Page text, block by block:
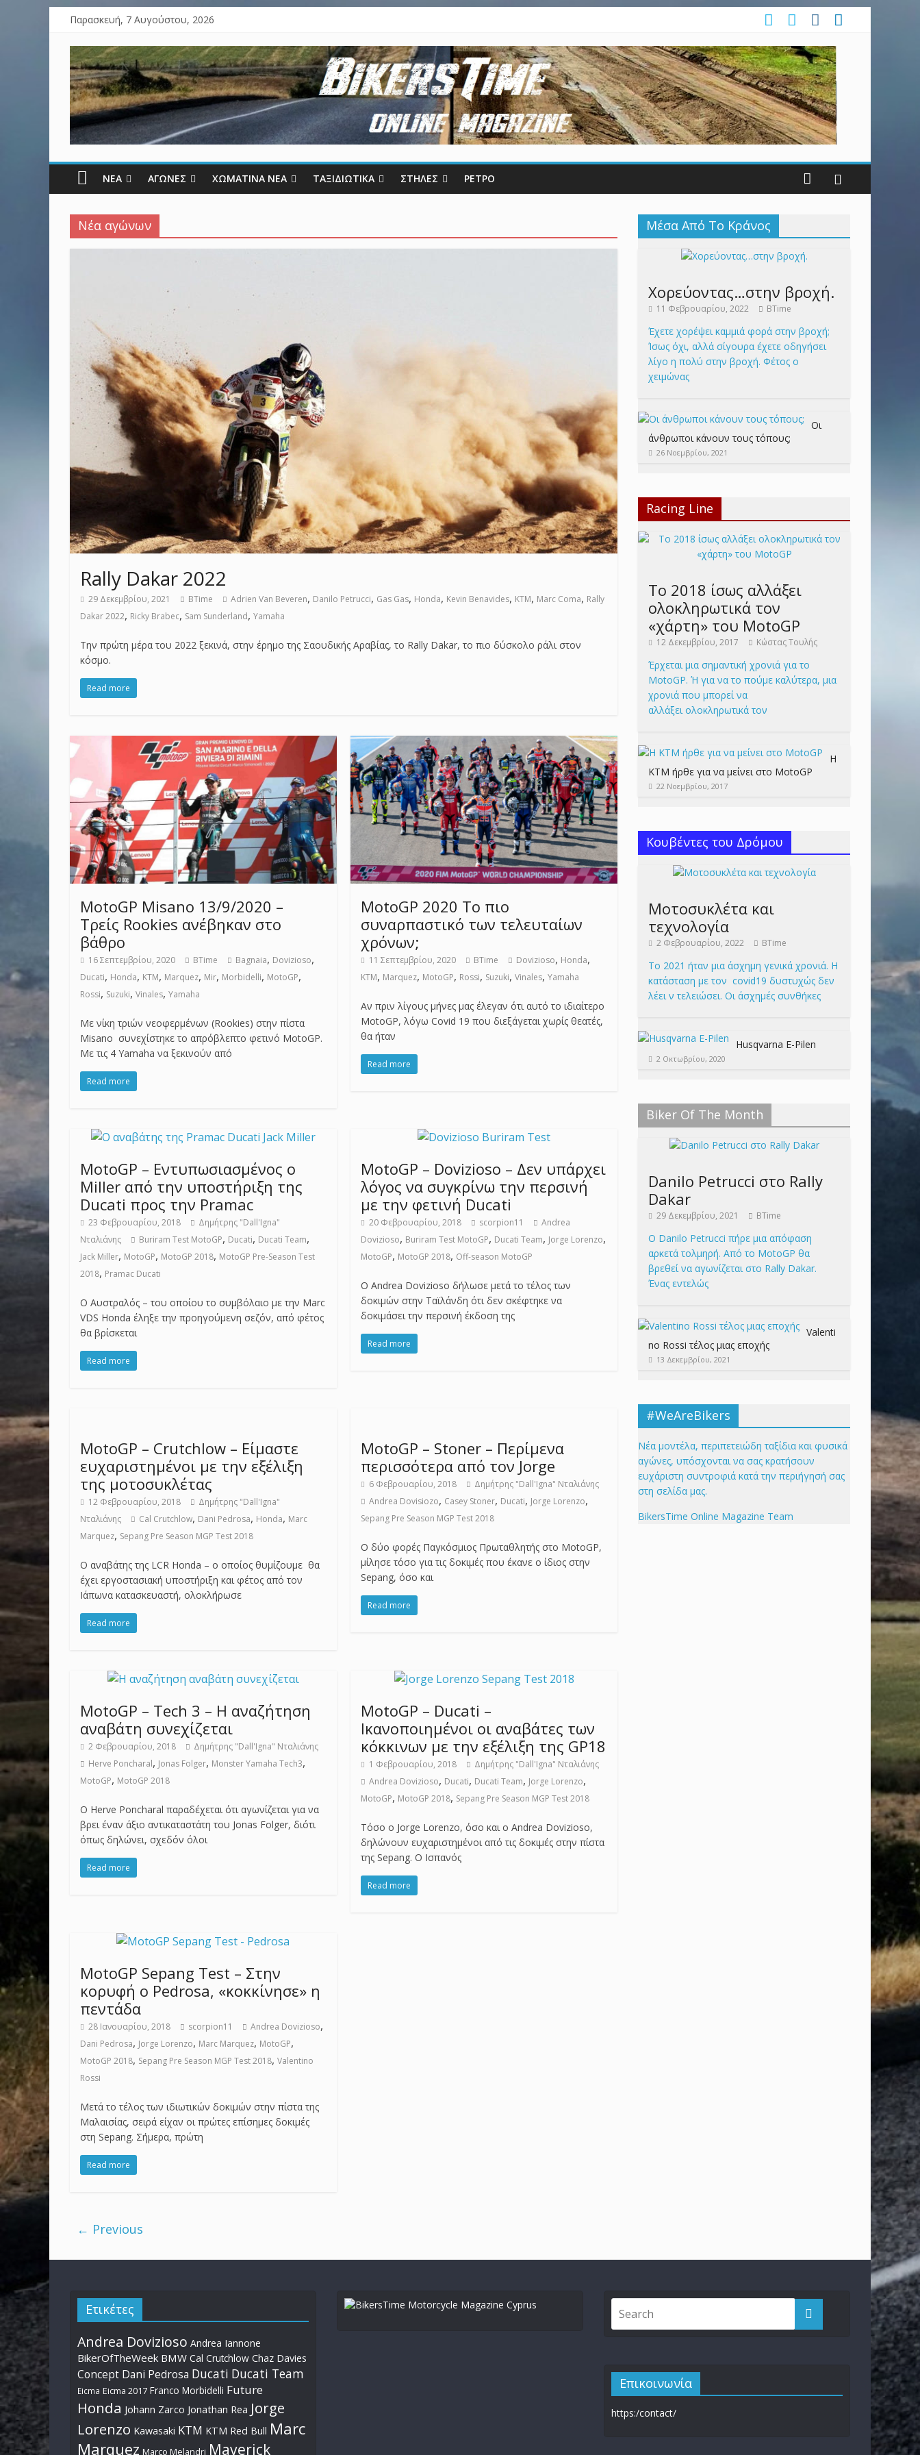
Παρασκευή, 7 Αυγούστου, 2026
ΝΕΑ ΑΓΩΝΕΣ ΧΩΜΑΤΙΝΑ ΝΕΑ ΤΑΞΙΔΙΩΤΙΚΑ ΣΤΗΛΕΣ ΡΕΤΡΟ
Νέα αγώνων
Rally Dakar 2022
29 Δεκεμβρίου, 2021 BTime Adrien Van Beveren, Danilo Petrucci, Gas Gas, Honda, Kevin Benavides, KTM, Marc Coma, Rally
Dakar 2022, Ricky Brabec, Sam Sunderland, Yamaha
Την πρώτη μέρα του 2022 ξεκινά, στην έρημο της Σαουδικής Αραβίας, το Rally Dakar, το πιο δύσκολο ράλι στον
κόσμο.
Read more
MotoGP Misano 13/9/2020 –
Τρείς Rookies ανέβηκαν στο
βάθρο
16 Σεπτεμβρίου, 2020 BTime Bagnaia, Dovizioso,
Ducati, Honda, KTM, Marquez, Mir, Morbidelli, MotoGP,
Rossi, Suzuki, Vinales, Yamaha
Με νίκη τριών νεοφερμένων (Rookies) στην πίστα
Misano συνεχίστηκε το απρόβλεπτο φετινό MotoGP.
Με τις 4 Yamaha να ξεκινούν από
Read more
MotoGP 2020 Το πιο
συναρπαστικό των τελευταίων
χρόνων;
11 Σεπτεμβρίου, 2020 BTime Dovizioso, Honda,
KTM, Marquez, MotoGP, Rossi, Suzuki,Vinales,Yamaha
Αν πριν λίγους μήνες μας έλεγαν ότι αυτό το ιδιαίτερο
MotoGP, λόγω Covid 19 που διεξάγεται χωρίς θεατές,
θα ήταν
Read more
MotoGP – Εντυπωσιασμένος o
Miller από την υποστήριξη της
Ducati προς την Pramac
23 Φεβρουαρίου, 2018
Δημήτρης "Dall'Igna"
Νταλιάνης
Buriram Test MotoGP, Ducati, Ducati Team,
Jack Miller, MotoGP, MotoGP 2018, MotoGP Pre-Season Test
2018, Pramac Ducati
O Αυστραλός – του οποίου το συμβόλαιο με την Marc
VDS Honda έληξε την προηγούμενη σεζόν, από φέτος
θα βρίσκεται
Read more
MotoGP – Dovizioso – Δεν υπάρχει
λόγος να συγκρίνω την περσινή
με την φετινή Ducati
20 Φεβρουαρίου, 2018 scorpion11
Andrea
Dovizioso, Buriram Test MotoGP, Ducati Team, Jorge Lorenzo,
MotoGP, MotoGP 2018, Off-season MotoGP
Ο Andrea Dovizioso δήλωσε μετά το τέλος των
δοκιμών στην Ταϊλάνδη ότι δεν σκέφτηκε να
δοκιμάσει την περσινή έκδοση της
Read more
MotoGP – Crutchlow – Είμαστε
ευχαριστημένοι με την εξέλιξη
της μοτοσυκλέτας
12 Φεβρουαρίου, 2018
Δημήτρης "Dall'Igna"
Νταλιάνης
Cal Crutchlow, Dani Pedrosa, Honda, Marc
Marquez, Sepang Pre Season MGP Test 2018
O αναβάτης της LCR Honda – ο οποίος θυμίζουμε θα
έχει εργοστασιακή υποστήριξη και φέτος από τον
Ιάπωνα κατασκευαστή, ολοκλήρωσε
Read more
MotoGP – Stoner – Περίμενα
περισσότερα από τον Jorge
6 Φεβρουαρίου, 2018
Δημήτρης "Dall'Igna" Νταλιάνης
Andrea Dovisiozo, Casey Stoner, Ducati, Jorge Lorenzo,
Sepang Pre Season MGP Test 2018
Ο δύο φορές Παγκόσμιος Πρωταθλητής στο MotoGP,
μίλησε τόσο για τις δοκιμές που έκανε ο ίδιος στην
Sepang, όσο και
Read more
MotoGP – Tech 3 – Η αναζήτηση
αναβάτη συνεχίζεται
2 Φεβρουαρίου, 2018
Δημήτρης "Dall'Igna" Νταλιάνης
Herve Poncharal, Jonas Folger, Monster Yamaha Tech3,
MotoGP, MotoGP 2018
O Herve Poncharal παραδέχεται ότι αγωνίζεται για να
βρει έναν άξιο αντικαταστάτη του Jonas Folger, διότι
όπως δηλώνει, σχεδόν όλοι
Read more
MotoGP – Ducati –
Ικανοποιημένοι οι αναβάτες των
κόκκινων με την εξέλιξη της GP18
1 Φεβρουαρίου, 2018
Δημήτρης "Dall'Igna" Νταλιάνης
Andrea Dovizioso, Ducati, Ducati Team, Jorge Lorenzo,
MotoGP, MotoGP 2018, Sepang Pre Season MGP Test 2018
Tόσο ο Jorge Lorenzo, όσο και ο Αndrea Dovizioso,
δηλώνουν ευχαριστημένοι από τις δοκιμές στην πίστα
της Sepang. O Iσπανός
Read more
MotoGP Sepang Test – Στην
κορυφή ο Pedrosa, «κοκκίνησε» η
πεντάδα
28 Ιανουαρίου, 2018 scorpion11 Andrea Dovizioso,
Dani Pedrosa, Jorge Lorenzo, Marc Marquez, MotoGP,
MotoGP 2018, Sepang Pre Season MGP Test 2018, Valentino
Rossi
Μετά το τέλος των ιδιωτικών δοκιμών στην πίστα της
Μαλαισίας, σειρά είχαν οι πρώτες επίσημες δοκιμές
στη Sepang. Σήμερα, πρώτη
Read more
← Previous
Μέσα Από Το Κράνος
Χορεύοντας…στην βροχή.
11 Φεβρουαρίου, 2022 BTime
Έχετε χορέψει καμμιά φορά στην βροχή;
Ίσως όχι, αλλά σίγουρα έχετε οδηγήσει
λίγο η πολύ στην βροχή. Φέτος ο
χειμώνας
Οι
άνθρωποι κάνουν τους τόπους;
26 Νοεμβρίου, 2021
Racing Line
Το 2018 ίσως αλλάξει
ολοκληρωτικά τον
«χάρτη» του MotoGP
12 Δεκεμβρίου, 2017 Κώστας Τουλής
Έρχεται μια σημαντική χρονιά για το
MotoGP. Ή για να το πούμε καλύτερα, μια
χρονιά που μπορεί να
αλλάξει ολοκληρωτικά τον
Η
KTM ήρθε για να μείνει στο MotoGP
22 Νοεμβρίου, 2017
Κουβέντες του Δρόμου
Μοτοσυκλέτα και
τεχνολογία
2 Φεβρουαρίου, 2022 BTime
Το 2021 ήταν μια άσχημη γενικά χρονιά. Η
κατάσταση με τον covid19 δυστυχώς δεν
λέει ν τελειώσει. Οι άσχημές συνθήκες
Husqvarna E-Pilen
2 Οκτωβρίου, 2020
Biker Of The Month
Danilo Petrucci στο Rally
Dakar
29 Δεκεμβρίου, 2021 BTime
Ο Danilo Petrucci πήρε μια απόφαση
αρκετά τολμηρή. Από το MotoGP θα
βρεθεί να αγωνίζεται στο Rally Dakar.
Ένας εντελώς
Valenti
no Rossi τέλος μιας εποχής
13 Δεκεμβρίου, 2021
#WeAreBikers
Νέα μοντέλα, περιπετειώδη ταξίδια και φυσικά
αγώνες, υπόσχονται να σας κρατήσουν
ευχάριστη συντροφιά κατά την περιήγησή σας
στη σελίδα μας.
BikersTime Online Magazine Team
Ετικέτες
Andrea Dovizioso Andrea Iannone
BikerOfTheWeek BMW Cal Crutchlow Chaz Davies
Concept Dani Pedrosa Ducati Ducati Team
Eicma Eicma 2017 Franco Morbidelli Future
Honda Johann Zarco Jonathan Rea Jorge
Lorenzo Kawasaki KTM KTM Red Bull Marc
Marquez Marco Melandri Maverick
Επικοινωνία
https:/contact/